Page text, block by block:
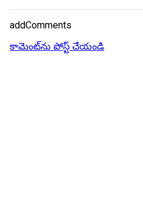
addComments
కామెంట్‌ను పోస్ట్ చేయండి